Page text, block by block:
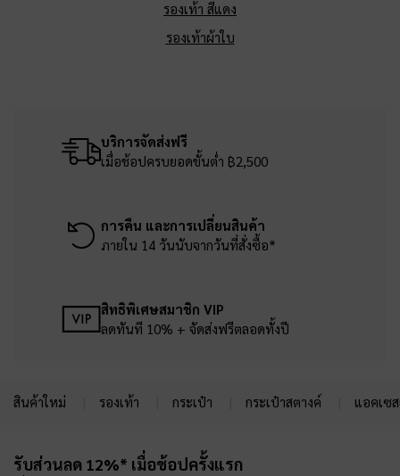
รองเท้า สีแดง
รองเท้าผ้าใบ
บริการจัดส่งฟรี
เมื่อช้อปครบยอดขั้นต่ำ ฿2,500
การคืน และการเปลี่ยนสินค้า
ภายใน 14 วันนับจากวันที่สั่งซื้อ*
สิทธิพิเศษสมาชิก VIP
ลดทันที 10% + จัดส่งฟรีตลอดทั้งปี
สินค้าใหม่ รองเท้า กระเป๋า กระเป๋าสตางค์ แอคเซ
รับส่วนลด 12%* เมื่อช้อปครั้งแรก